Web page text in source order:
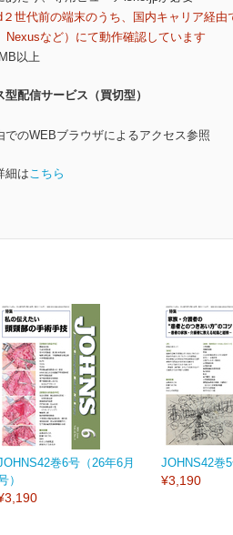
世代前の端末のうち、国内キャリア経由
Nexusなど）にて動作確認しています
以上
型配信サービス（買切型）
のWEBブラウザによるアクセス参照
細はこちら
巻6号（26年6月
）
JOHNS42巻
¥3,190